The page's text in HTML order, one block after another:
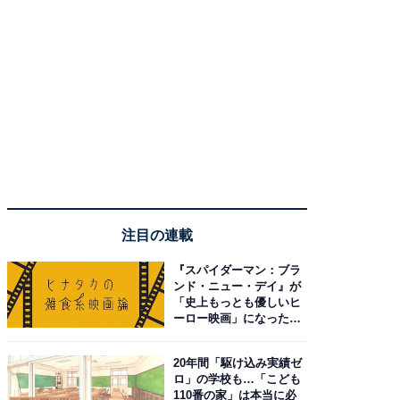
注目の連載
『スパイダーマン：ブラ
ンド・ニュー・デイ』が
「史上もっとも優しいヒ
ーロー映画」になった理
20年間「駆け込み実績ゼ
ロ」の学校も…「こども
110番の家」は本当に必